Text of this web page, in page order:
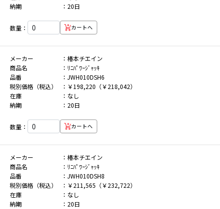
納期
20日
数量： カートへ
メーカー
椿本チエイン
商品名
ﾘﾆﾊﾟﾜｰｼﾞｬｯｷ
品番
JWH010DSH6
税別価格（税込）
￥198,220（￥218,042）
在庫
なし
納期
20日
数量： カートへ
メーカー
椿本チエイン
商品名
ﾘﾆﾊﾟﾜｰｼﾞｬｯｷ
品番
JWH010DSH8
税別価格（税込）
￥211,565（￥232,722）
在庫
なし
納期
20日